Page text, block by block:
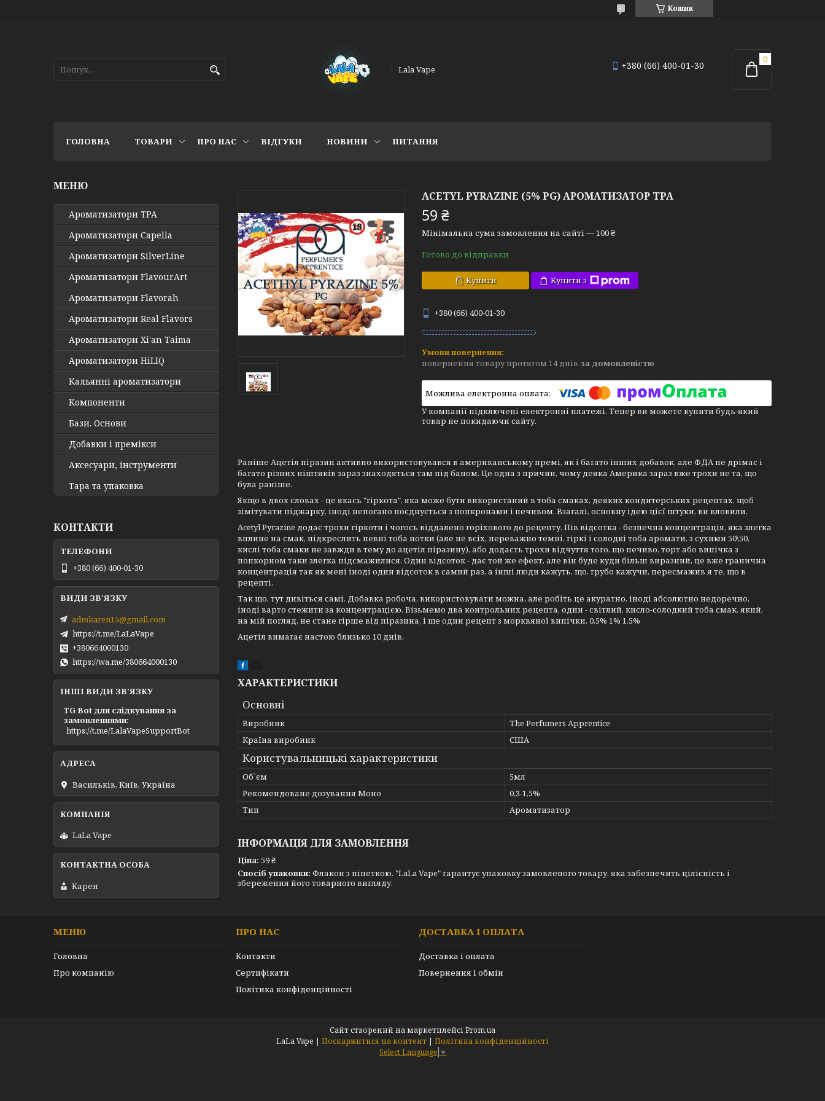
Кошик
Lala Vape +380 (66) 400-01-30
ГОЛОВНА ТОВАРИ ПРО НАС ВІДГУКИ НОВИНИ ПИТАННЯ
ACETYL PYRAZINE (5% PG) АРОМАТИЗАТОР TPA
59 ₴
Мінімальна сума замовлення на сайті — 100 ₴
Готово до відправки
Купити Купити з
+380 (66) 400-01-30
повернення товару протягом 14 днів за домовленістю
У компанії підключені електронні платежі. Тепер ви можете купити будь-який
товар не покидаючи сайту.
Раніше Ацетіл піразин активно використовувався в американському премі, як і багато інших добавок, але ФДА не дрімає і
багато різних ніштяків зараз знаходяться там під баном. Це одна з причин, чому деяка Америка зараз вже трохи не та, що
була раніше.
Якщо в двох словах - це якась "гіркота", яка може бути використаний в тоба смаках, деяких кондитерських рецептах, щоб
зімітувати піджарку, іноді непогано поєднується з попкронами і печивом. Взагалі, основну ідею цієї штуки, ви вловили.
Acetyl Pyrazine додає трохи гіркоти і чогось віддалено горіхового до рецепту. Пів відсотка - безпечна концентрація, яка злегка
вплине на смак, підкреслить певні тоба нотки (але не всіх, переважно темні, гіркі і солодкі тоба аромати, з сухими 50\50,
кислі тоба смаки не завжди в тему до ацетіл піразину), або додасть трохи відчуття того, що печиво, торт або випічка з
попкорном таки злегка підсмажилися. Один відсоток - дає той же ефект, але він буде куди більш виразний, це вже гранична
концентрація так як мені іноді один відсоток в самий раз, а інші люди кажуть, що, грубо кажучи, пересмажив я те, що в
рецепті.
Так що, тут дивіться самі. Добавка робоча, використовувати можна, але робіть це акуратно, іноді абсолютно недоречно,
іноді варто стежити за концентрацією. Візьмемо два контрольних рецепта, один - світлий, кисло-солодкий тоба смак, який,
на мій погляд, не стане гірше від піразина, і ще один рецепт з морквяної випічки. 0.5% 1% 1.5%
Ацетіл вимагає настою близько 10 днів.
ХАРАКТЕРИСТИКИ
Основні
Виробник
The Perfumers Apprentice
Країна виробник
США
Користувальницькі характеристики
Об`єм
5мл
Рекомендоване дозування Моно
0,3-1,5%
Тип
Ароматизатор
ІНФОРМАЦІЯ ДЛЯ ЗАМОВЛЕННЯ
Ціна: 59 ₴
Спосіб упаковки: Флакон з піпеткою. "LaLa Vape" гарантує упаковку замовленого товару, яка забезпечить цілісність і
збереження його товарного вигляду.
Ароматизатори TPA
Ароматизатори Capella
Ароматизатори SilverLine
Ароматизатори FlavourArt
Ароматизатори Flavorah
Ароматизатори Real Flavors
Ароматизатори Xi'an Taima
Ароматизатори HiLIQ
Кальянні ароматизатори
Компоненти
Бази. Основи
Добавки і премікси
Аксесуари, інструменти
Тара та упаковка
КОНТАКТИ
+380 (66) 400-01-30
admkaren15@gmail.com
https://t.me/LaLaVape
+380664000130
https://wa.me/380664000130
ІНШІ ВИДИ ЗВ'ЯЗКУ
TG Bot для слідкування за
замовленнями
https://t.me/LalaVapeSupportBot
Васильків, Київ, Україна
LaLa Vape
Карен
МЕНЮ
Головна
Про компанію
ПРО НАС
Контакти
Сертифікати
Політика конфіденційності
ДОСТАВКА І ОПЛАТА
Доставка і оплата
Повернення і обмін
Сайт створений на маркетплейсі Prom.ua
LaLa Vape | Поскаржитися на контент | Політика конфіденційності
Select Language ▼